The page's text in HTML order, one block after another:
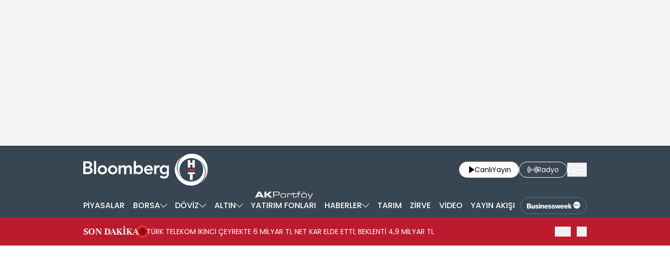
CanlıYayın Radyo
PİYASALAR BORSA DÖVİZ ALTIN YATIRIM FONLARI HABERLER TARIM ZİRVE VİDEO YAYIN AKIŞI
SON DAKİKA TÜRK TELEKOM İKİNCİ ÇEYREKTE 6 MİLYAR TL NET KAR ELDE ETTİ; BEKLENTİ 4,9 MİLYAR TL